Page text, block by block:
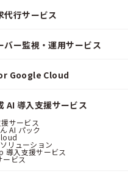
行サービス
ー監視・運用サービス
Google Cloud
導入支援サービス
サービス
AI パック
リューション
導入支援サービス
ービス